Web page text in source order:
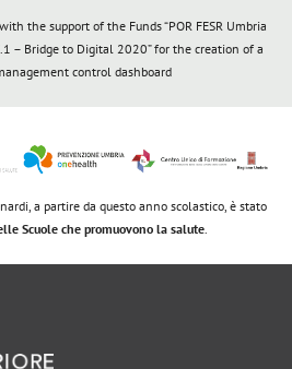
the support of the Funds “POR FESR Umbria
– Bridge to Digital 2020” for the creation of a
control dashboard
a partire da questo anno scolastico, è stato
Scuole che promuovono la salute.